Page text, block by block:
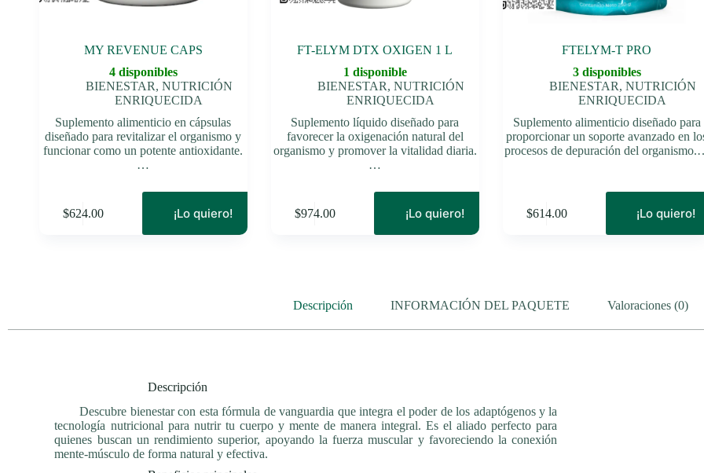
MY REVENUE CAPS
4 disponibles
BIENESTAR, NUTRICIÓN
ENRIQUECIDA
Suplemento alimenticio en cápsulas
diseñado para revitalizar el organismo y
funcionar como un potente antioxidante.
…
$624.00 ¡Lo quiero!
FT-ELYM DTX OXIGEN 1 L
1 disponible
BIENESTAR, NUTRICIÓN
ENRIQUECIDA
Suplemento líquido diseñado para
favorecer la oxigenación natural del
organismo y promover la vitalidad diaria.
…
$974.00 ¡Lo quiero!
FTELYM-T PRO
3 disponibles
BIENESTAR, NUTRICIÓN
ENRIQUECIDA
Suplemento alimenticio diseñado para
proporcionar un soporte avanzado en
procesos de depuración del
$614.00 ¡Lo quiero!
Descripción INFORMACIÓN DEL PAQUETE Valoraciones (0)
Descripción
Descubre bienestar con esta fórmula de vanguardia que integra el poder de los adaptógenos y la
tecnología nutricional para nutrir tu cuerpo y mente de manera integral. Es el aliado perfecto para
quienes buscan un rendimiento superior, apoyando la fuerza muscular y favoreciendo la conexión
mente-músculo de forma natural y efectiva.